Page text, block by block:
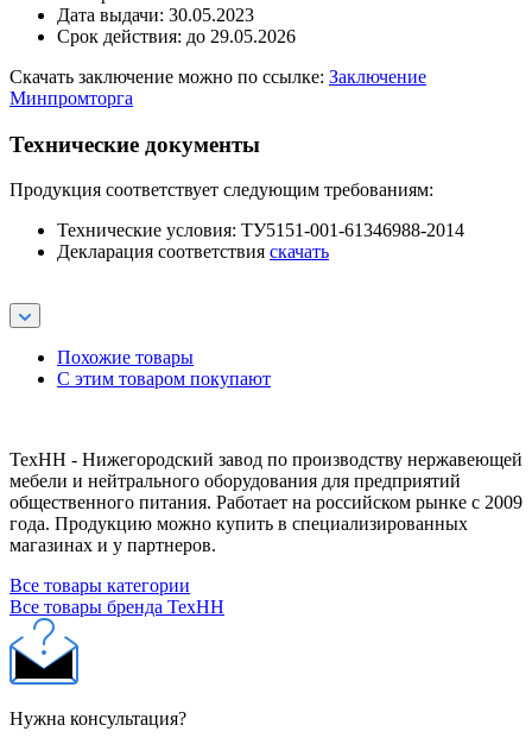
Дата выдачи: 30.05.2023
Срок действия: до 29.05.2026
Скачать заключение можно по ссылке: Заключение
Минпромторга
Технические документы
Продукция соответствует следующим требованиям:
Технические условия: ТУ5151-001-61346988-2014
Декларация соответствия скачать
Похожие товары
С этим товаром покупают
ТехНН - Нижегородский завод по производству нержавеющей
мебели и нейтрального оборудования для предприятий
общественного питания. Работает на российском рынке с 2009
года. Продукцию можно купить в специализированных
магазинах и у партнеров.
Все товары категории
Все товары бренда ТехНН
Нужна консультация?